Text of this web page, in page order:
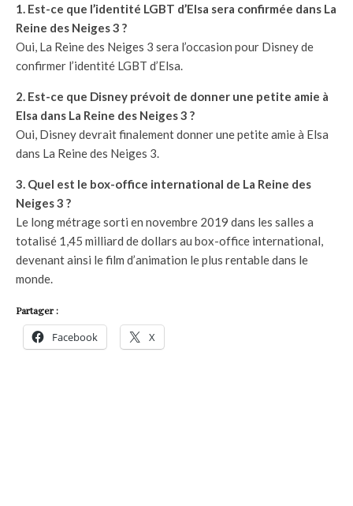
1. Est-ce que l’identité LGBT d’Elsa sera confirmée dans La
Reine des Neiges 3 ?
Oui, La Reine des Neiges 3 sera l’occasion pour Disney de
confirmer l’identité LGBT d’Elsa.
2. Est-ce que Disney prévoit de donner une petite amie à
Elsa dans La Reine des Neiges 3 ?
Oui, Disney devrait finalement donner une petite amie à Elsa
dans La Reine des Neiges 3.
3. Quel est le box-office international de La Reine des
Neiges 3 ?
Le long métrage sorti en novembre 2019 dans les salles a
totalisé 1,45 milliard de dollars au box-office international,
devenant ainsi le film d’animation le plus rentable dans le
monde.
Partager :
Facebook X